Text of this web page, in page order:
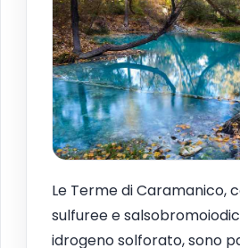
Le Terme di Caramanico,
sulfuree e
idrogeno solforato, sono